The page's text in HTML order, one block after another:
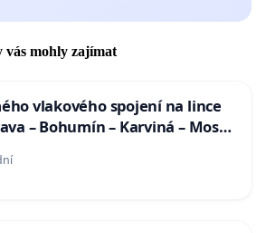
vás mohly zajímat
vlakového spojení na lince
– Bohumín – Karviná – Mosty